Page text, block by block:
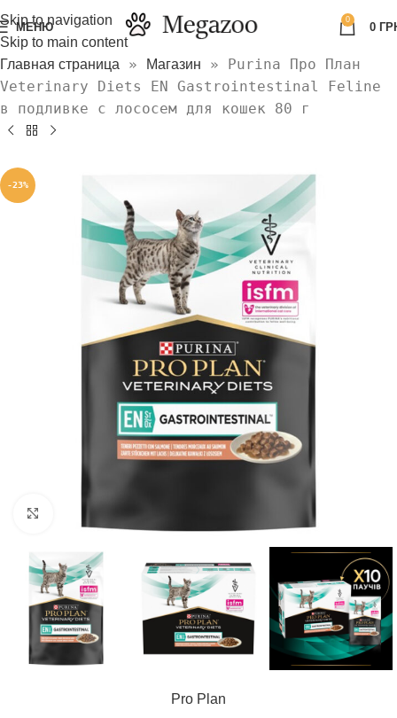
Skip to navigation
Skip to main content
МЕНЮ
0
0
Главная страница » Магазин » Purina Про План
Veterinary Diets EN Gastrointestinal Feline
в подливке с лососем для кошек 80 г
-23%
Pro Plan